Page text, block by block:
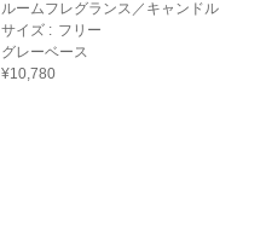
ルームフレグランス／キャンドル
サイズ : フリー
グレーベース
¥10,780